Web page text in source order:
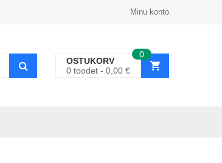
Minu konto
0
OSTUKORV
0 toodet 0,00 €